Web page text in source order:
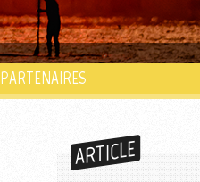
PARTENAIRES
ARTICLE